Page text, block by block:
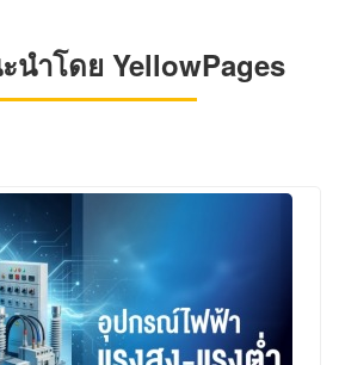
นำโดย YellowPages